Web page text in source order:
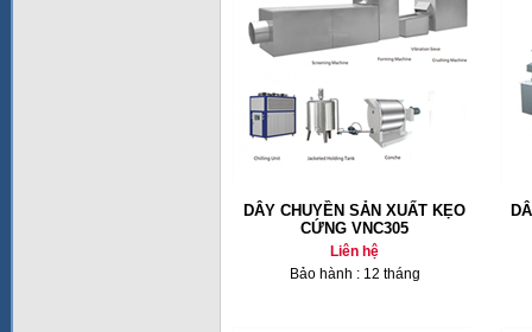
DÂY CHUYỀN SẢN XUẤT KẸO
CỨNG VNC305
Liên hệ
Bảo hành : 12 tháng